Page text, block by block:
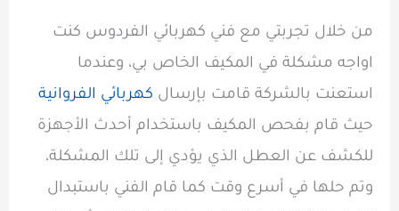
من خلال تجربتي مع فني كهربائي الفردوس كنت
اواجه مشكلة في المكيف الخاص بي، وعندما
استعنت بالشركة قامت بإرسال كهربائي الفروانية
حيث قام بفحص المكيف باستخدام أحدث الأجهزة
للكشف عن العطل الذي يؤدي إلى تلك المشكلة،
وتم حلها في أسرع وقت كما قام الفني باستبدال